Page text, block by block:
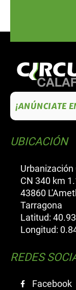
¡ANÚNCIATE
UBICACIÓN
CN 340 km
43860
Tarragona
Latitud:
Longitud:
REDES
Facebook